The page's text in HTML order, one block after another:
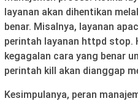
layanan akan dihentikan
benar. Misalnya, layanan
perintah layanan httpd stop.
kegagalan cara yang benar
perintah kill akan dianggap
Kesimpulanya, peran